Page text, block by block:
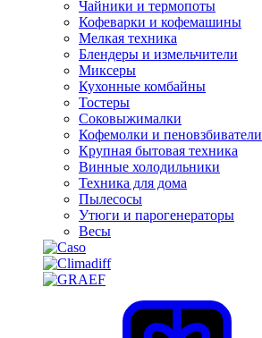
Чайники и термопоты
Кофеварки и кофемашины
Мелкая техника
Блендеры и измельчители
Миксеры
Кухонные комбайны
Тостеры
Соковыжималки
Кофемолки и пеновзбиватели
Крупная бытовая техника
Винные холодильники
Техника для дома
Пылесосы
Утюги и парогенераторы
Весы